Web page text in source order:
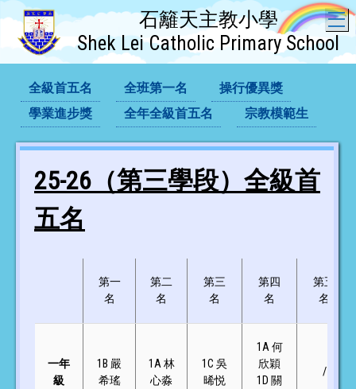
石籬天主教小學
Shek Lei Catholic Primary School
全級首五名 全班第一名
操行優異獎
學業進步獎
全年全級首五名 宗教模範生
25-26（第三學段）全級首
五名
第一
名
第二
名
第三
名
第四
名
第五
名
一年
級
1B 嚴
希瑤
1A 林
心淼
1C 吳
晞悦
1A 何
欣穎
1D 關
/